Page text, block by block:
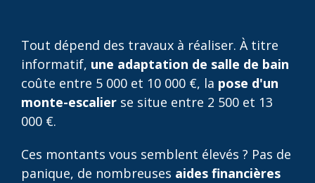
Tout dépend des travaux à réaliser. À titre
informatif, une adaptation de salle de bain
coûte entre 5 000 et 10 000 €, la pose d'un
monte-escalier se situe entre 2 500 et 13
000 €.
Ces montants vous semblent élevés ? Pas de
panique, de nombreuses aides financières